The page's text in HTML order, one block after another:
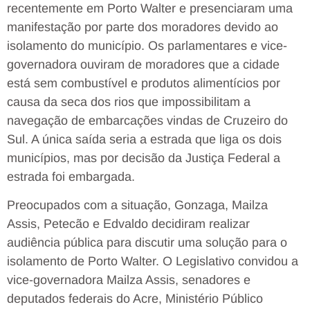
recentemente em Porto Walter e presenciaram uma
manifestação por parte dos moradores devido ao
isolamento do município. Os parlamentares e vice-
governadora ouviram de moradores que a cidade
está sem combustível e produtos alimentícios por
causa da seca dos rios que impossibilitam a
navegação de embarcações vindas de Cruzeiro do
Sul. A única saída seria a estrada que liga os dois
municípios, mas por decisão da Justiça Federal a
estrada foi embargada.
Preocupados com a situação, Gonzaga, Mailza
Assis, Petecão e Edvaldo decidiram realizar
audiência pública para discutir uma solução para o
isolamento de Porto Walter. O Legislativo convidou a
vice-governadora Mailza Assis, senadores e
deputados federais do Acre, Ministério Público